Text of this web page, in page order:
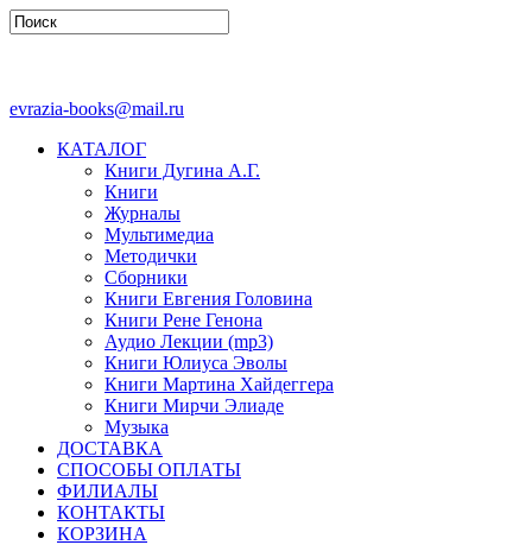
evrazia-books@mail.ru
КАТАЛОГ
Книги Дугина А.Г.
Книги
Журналы
Мультимедиа
Методички
Сборники
Книги Евгения Головина
Книги Рене Генона
Аудио Лекции (mp3)
Книги Юлиуса Эволы
Книги Мартина Хайдеггера
Книги Мирчи Элиаде
Музыка
ДОСТАВКА
СПОСОБЫ ОПЛАТЫ
ФИЛИАЛЫ
КОНТАКТЫ
КОРЗИНА